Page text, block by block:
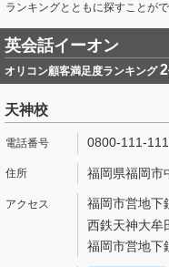
ランキングとともに探すことがで
英会話イーオン
オリコン顧客満足度ランキング2
天神校
0800-111-
福岡県福岡市
福岡市営地下
西鉄天神大牟
福岡市営地下